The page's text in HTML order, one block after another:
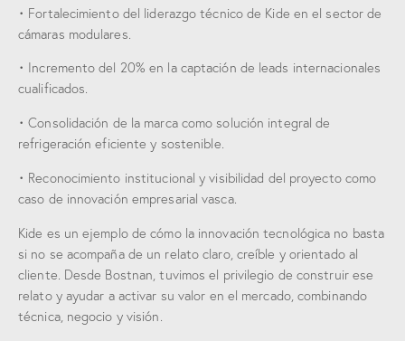
• Fortalecimiento del liderazgo técnico de Kide en el sector de
cámaras modulares.
• Incremento del 20% en la captación de leads internacionales
cualificados.
• Consolidación de la marca como solución integral de
refrigeración eficiente y sostenible.
• Reconocimiento institucional y visibilidad del proyecto como
caso de innovación empresarial vasca.
Kide es un ejemplo de cómo la innovación tecnológica no basta
si no se acompaña de un relato claro, creíble y orientado al
cliente. Desde Bostnan, tuvimos el privilegio de construir ese
relato y ayudar a activar su valor en el mercado, combinando
técnica, negocio y visión.